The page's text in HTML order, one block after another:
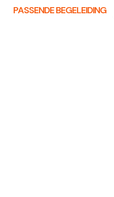
PASSENDE BEGELEIDING